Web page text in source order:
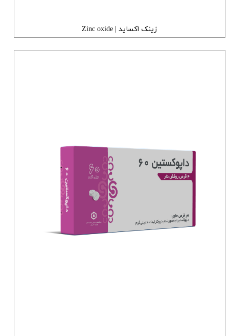
زینک اکساید | Zinc oxide